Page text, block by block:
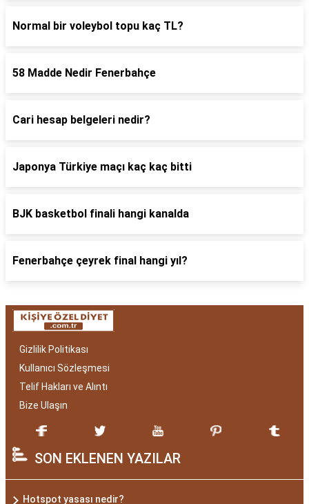
Normal bir voleybol topu kaç TL?
58 Madde Nedir Fenerbahçe
Cari hesap belgeleri nedir?
Japonya Türkiye maçı kaç kaç bitti
BJK basketbol finali hangi kanalda
Fenerbahçe çeyrek final hangi yıl?
Gizlilik Politikası
Kullanıcı Sözleşmesi
Telif Hakları ve Alıntı
Bize Ulaşın
SON EKLENEN YAZILAR
Hotspot yasası nedir?